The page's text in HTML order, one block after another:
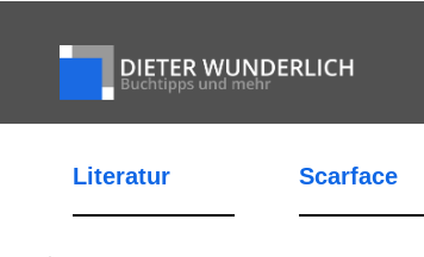
Literatur Scarface